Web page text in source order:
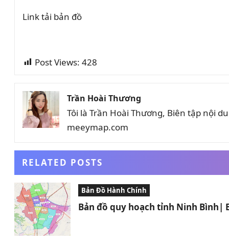
Link tải bản đồ
Post Views: 428
Trần Hoài Thương
Tôi là Trần Hoài Thương, Biên tập nội
meeymap.com
RELATED POSTS
Bản Đồ Hành Chính
Bản đồ quy hoạch tỉnh Ninh Bình|